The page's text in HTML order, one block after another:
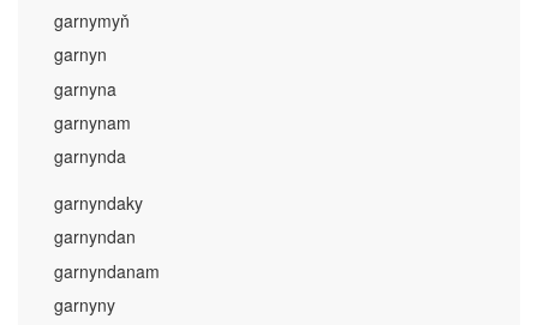
garnymyň
garnyn
garnyna
garnynam
garnynda
garnyndaky
garnyndan
garnyndanam
garnyny